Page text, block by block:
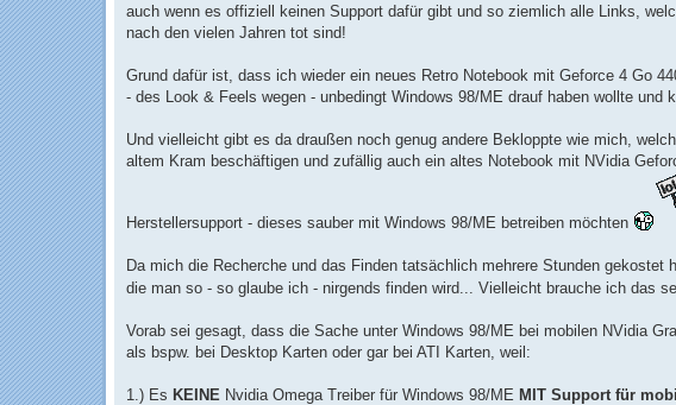
auch wenn es offiziell keinen Support dafür gibt und so ziemlich alle Links,
nach den vielen Jahren tot sind!
Grund dafür ist, dass ich wieder ein neues Retro Notebook mit Geforce 4 Go
- des Look & Feels wegen - unbedingt Windows 98/ME drauf haben wollte und
Und vielleicht gibt es da draußen noch genug andere Bekloppte wie mich,
altem Kram beschäftigen und zufällig auch ein altes Notebook mit NVidia
Herstellersupport - dieses sauber mit Windows 98/ME betreiben möchten
Da mich die Recherche und das Finden tatsächlich mehrere Stunden gekostet
die man so - so glaube ich - nirgends finden wird... Vielleicht brauche ich das
Vorab sei gesagt, dass die Sache unter Windows 98/ME bei mobilen NVidia
als bspw. bei Desktop Karten oder gar bei ATI Karten, weil:
1.) Es KEINE Nvidia Omega Treiber für Windows 98/ME MIT Support für